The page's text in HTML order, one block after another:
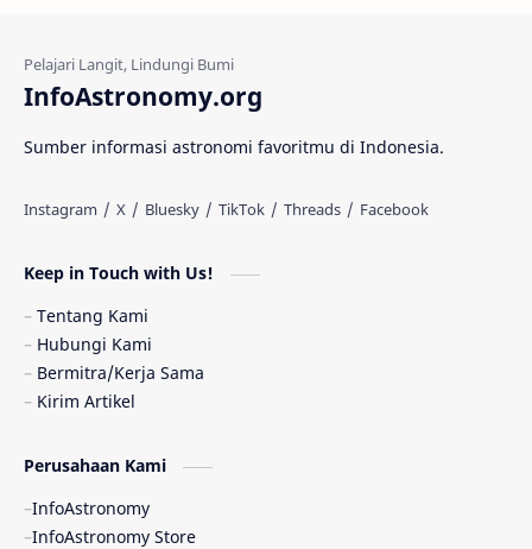
Gerhana Matahari
Quasar
Ulasan
Gelombang Gravitasi
Kerdil Putih LAPAN
InfoAstronomy.org
Sumber informasi astronomi favoritmu di Indonesia.
Keep in Touch with Us!
Tentang Kami
Hubungi Kami
Bermitra/Kerja Sama
Kirim Artikel
Perusahaan Kami
InfoAstronomy
InfoAstronomy Store